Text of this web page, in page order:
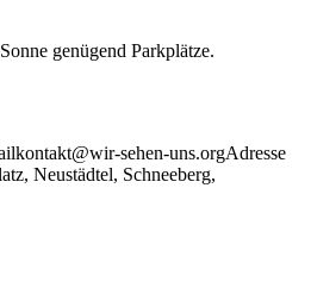
genügend Parkplätze.
kontakt@wir-sehen-uns.orgAdresse
Neustädtel, Schneeberg,